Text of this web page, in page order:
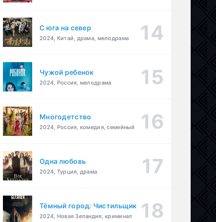
С юга на север
2024, Китай, драма, мелодрама
Чужой ребенок
2024, Россия, мелодрама
Многодетство
2024, Россия, комедия, семейный
Одна любовь
2024, Турция, драма
Тёмный город: Чистильщик
2024, Новая Зеландия, криминал